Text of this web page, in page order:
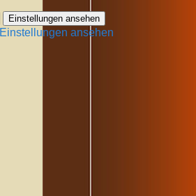
Einstellungen ansehen
Einstellungen ansehen